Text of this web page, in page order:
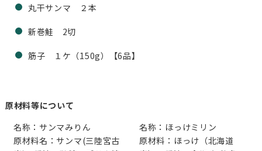
丸干サンマ ２本
新巻鮭 2切
筋子 １ケ（150g）【6品】
原材料等について
名称：サンマみりん
原材料名：サンマ(三陸宮古
名称：ほっけミリン
原材料：ほっけ（北海道